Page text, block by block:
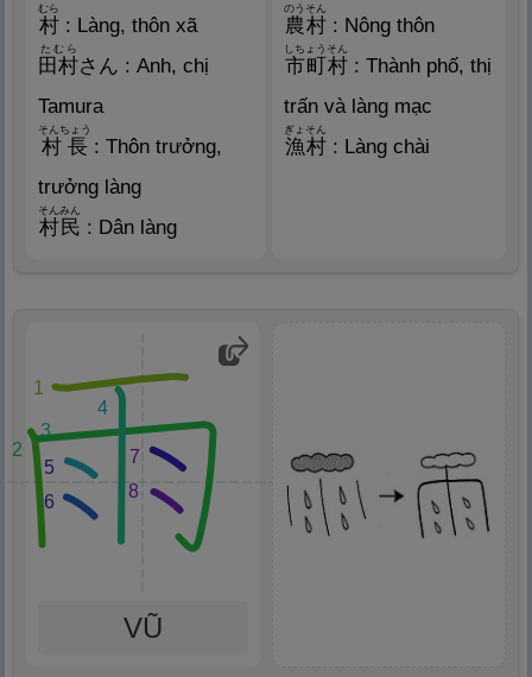
村
むら
: Làng, thôn xã
田村
たむら
さん : Anh, chị
Tamura
村長
TRƯỜNG, TRƯỞNG,
そんちょう
: Thôn trưởng,
trưởng làng
村民
そんみん
: Dân làng
農村
のうそん
: Nông thôn
市町 村
しちょうそん
: Thành phố, thị
trấn và làng mạc
漁村
ぎょそん
: Làng chài
1
2
3
4
5
6
7
8
VŨ